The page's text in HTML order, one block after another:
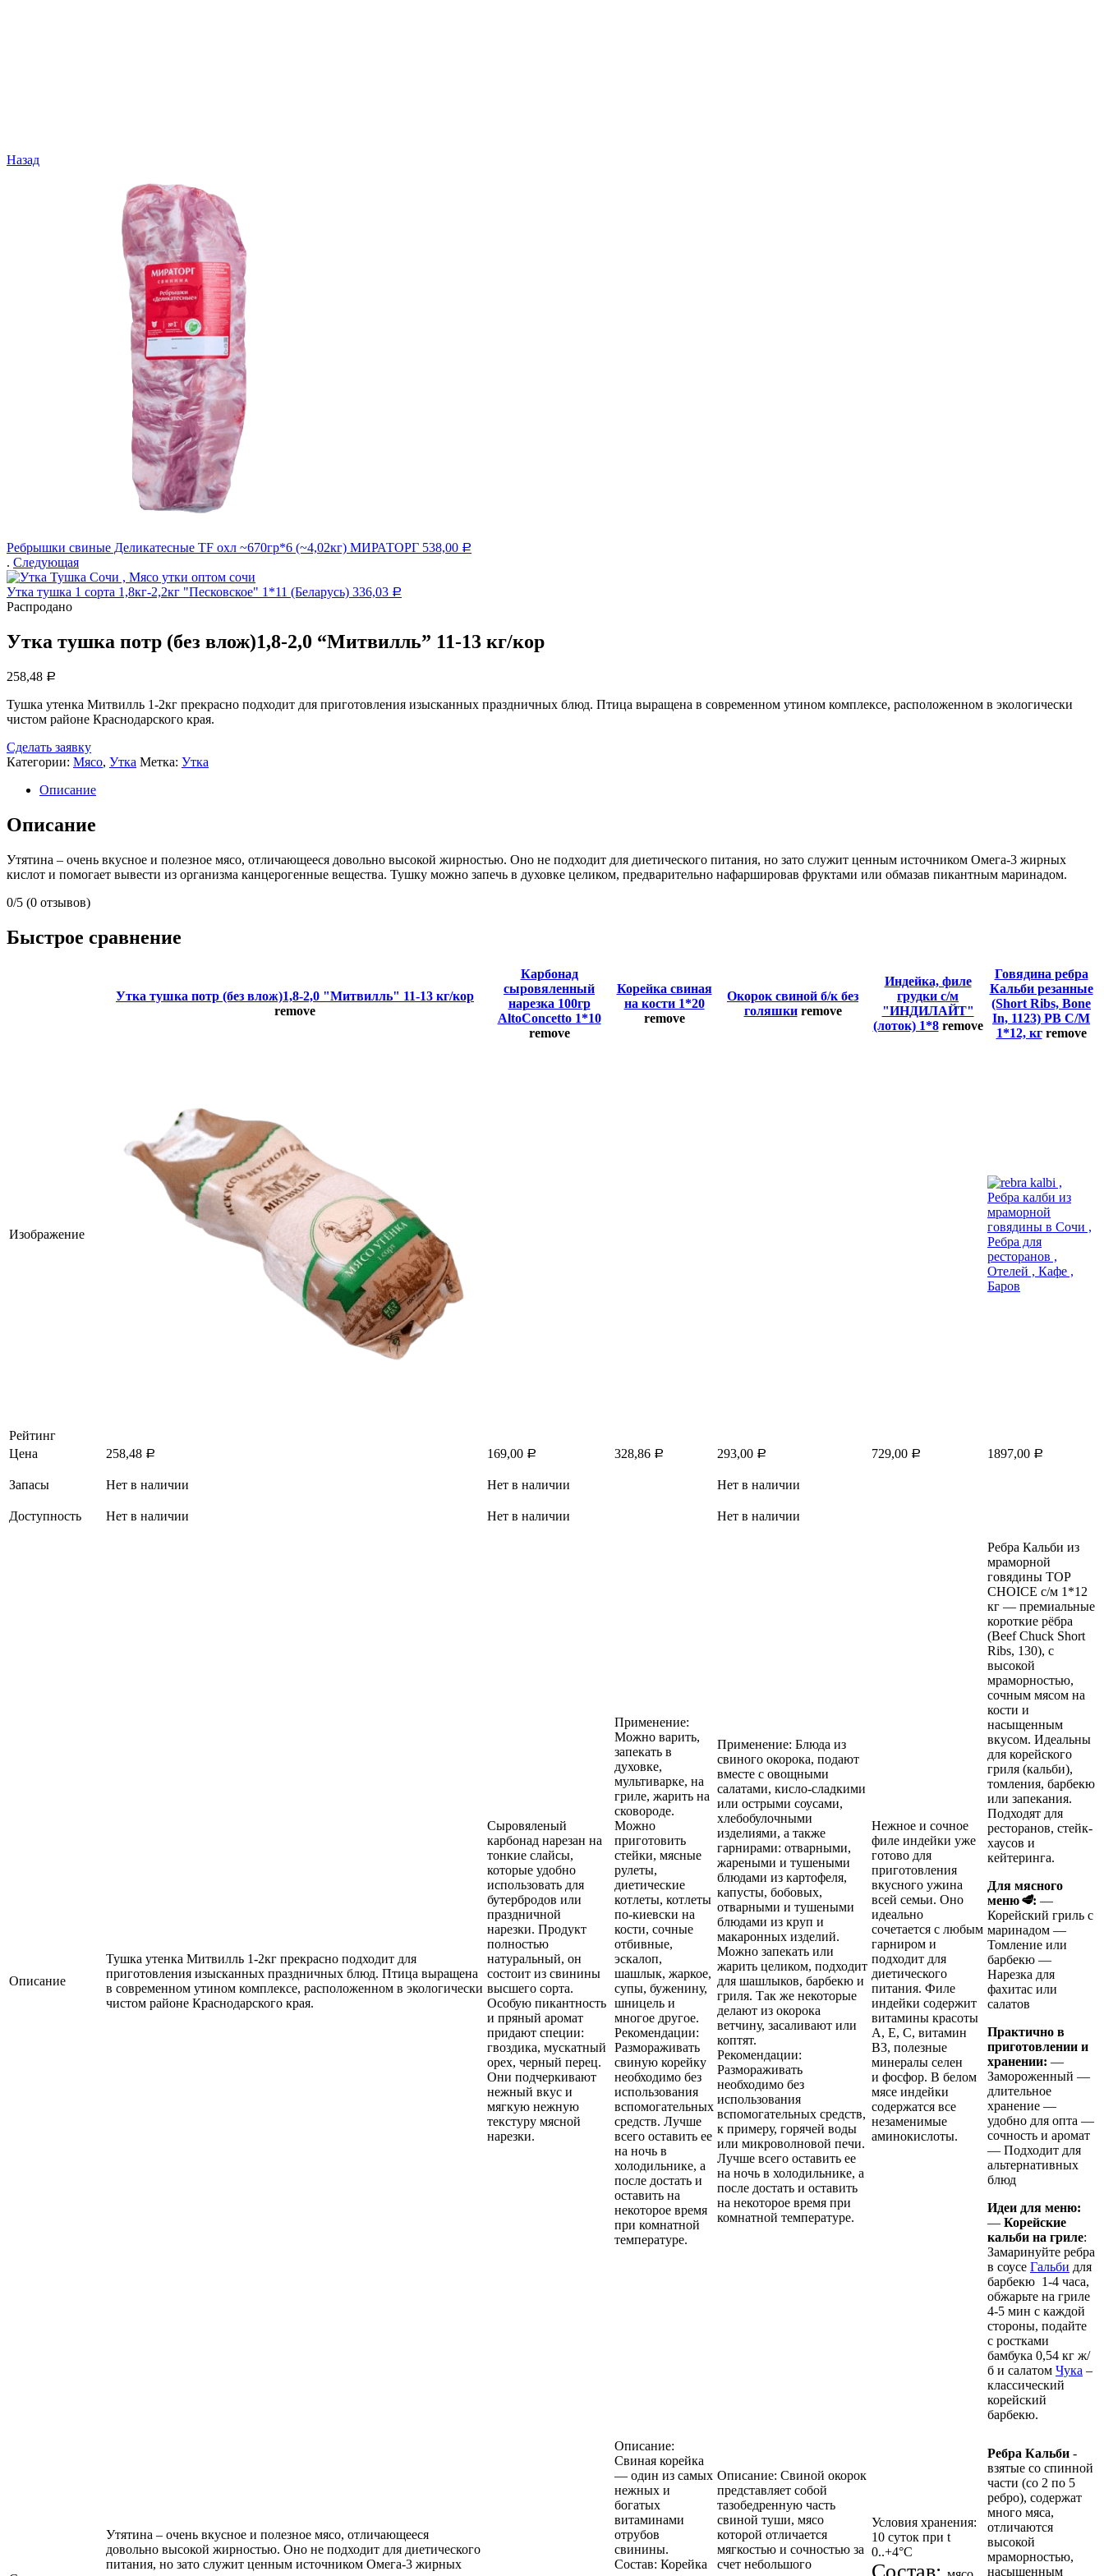
Назад
Ребрышки свиные Деликатесные TF охл ~670гр*6 (~4,02кг) МИРАТОРГ 538,00 Р
. Следующая
Утка тушка 1 сорта 1,8кг-2,2кг "Песковское" 1*11 (Беларусь) 336,03 Р
Распродано
Утка тушка потр (без влож)1,8-2,0 “Митвилль” 11-13 кг/кор
258,48 Р
Тушка утенка Митвилль 1-2кг прекрасно подходит для приготовления изысканных праздничных блюд. Птица выращена в современном утином комплексе, расположенном в экологически
чистом районе Краснодарского края.
Сделать заявку
Категории: Мясо, Утка Метка: Утка
Описание
Описание
Утятина – очень вкусное и полезное мясо, отличающееся довольно высокой жирностью. Оно не подходит для диетического питания, но зато служит ценным источником Омега-3 жирных
кислот и помогает вывести из организма канцерогенные вещества. Тушку можно запечь в духовке целиком, предварительно нафаршировав фруктами или обмазав пикантным маринадом.
0/5 (0 отзывов)
Быстрое сравнение
Утка тушка потр (без влож)1,8-2,0 "Митвилль" 11-13 кг/кор
remove
Карбонад
сыровяленный
нарезка 100гр
AltoConcetto 1*10
remove
Корейка свиная
на кости 1*20
remove
Окорок свиной б/к без
голяшки remove
Индейка, филе
грудки с/м
"ИНДИЛАЙТ"
(лоток) 1*8 remove
Говядина ребра
Кальби резанные
(Short Ribs, Bone
In, 1123) PB С/М
1*12, кг remove
Изображение
Рейтинг
Цена
258,48 Р 169,00 Р 328,86 Р 293,00 Р 729,00 Р 1897,00 Р
Запасы Нет в наличии Нет в наличии Нет в наличии
Доступность Нет в наличии Нет в наличии Нет в наличии
Описание
Тушка утенка Митвилль 1-2кг прекрасно подходит для
приготовления изысканных праздничных блюд. Птица выращена
в современном утином комплексе, расположенном в экологически
чистом районе Краснодарского края.
Сыровяленый
карбонад нарезан на
тонкие слайсы,
которые удобно
использовать для
бутербродов или
праздничной
нарезки. Продукт
полностью
натуральный, он
состоит из свинины
высшего сорта.
Особую пикантность
и пряный аромат
придают специи:
гвоздика, мускатный
орех, черный перец.
Они подчеркивают
нежный вкус и
мягкую нежную
текстуру мясной
нарезки.
Применение:
Можно варить,
запекать в
духовке,
мультиварке, на
гриле, жарить на
сковороде.
Можно
приготовить
стейки, мясные
рулеты,
диетические
котлеты, котлеты
по-киевски на
кости, сочные
отбивные,
эскалоп,
шашлык, жаркое,
супы, буженину,
шницель и
многое другое.
Рекомендации:
Размораживать
свиную корейку
необходимо без
использования
вспомогательных
средств. Лучше
всего оставить ее
на ночь в
холодильнике, а
после достать и
оставить на
некоторое время
при комнатной
температуре.
Применение: Блюда из
свиного окорока, подают
вместе с овощными
салатами, кисло-сладкими
или острыми соусами,
хлебобулочными
изделиями, а также
гарнирами: отварными,
жареными и тушеными
блюдами из картофеля,
капусты, бобовых,
отварными и тушеными
блюдами из круп и
макаронных изделий.
Можно запекать или
жарить целиком, подходит
для шашлыков, барбекю и
гриля. Так же некоторые
делают из окорока
ветчину, засаливают или
коптят.
Рекомендации:
Размораживать
необходимо без
использования
вспомогательных средств,
к примеру, горячей воды
или микроволновой печи.
Лучше всего оставить ее
на ночь в холодильнике, а
после достать и оставить
на некоторое время при
комнатной температуре.
Нежное и сочное
филе индейки уже
готово для
приготовления
вкусного ужина
всей семьи. Оно
идеально
сочетается с любым
гарниром и
подходит для
диетического
питания. Филе
индейки содержит
витамины красоты
А, Е, С, витамин
В3, полезные
минералы селен
и фосфор. В белом
мясе индейки
содержатся все
незаменимые
аминокислоты.
Ребра Кальби из
мраморной
говядины TOP
CHOICE с/м 1*12
кг — премиальные
короткие рёбра
(Beef Chuck Short
Ribs, 130), с
высокой
мраморностью,
сочным мясом на
кости и
насыщенным
вкусом. Идеальны
для корейского
гриля (кальби),
томления, барбекю
или запекания.
Подходят для
ресторанов, стейк-
хаусов и
кейтеринга.
Для мясного
меню🥩: —
Корейский гриль с
маринадом —
Томление или
барбекю —
Нарезка для
фахитас или
салатов
Практично в
приготовлении и
хранении: —
Замороженный —
длительное
хранение —
удобно для опта —
сочность и аромат
— Подходит для
альтернативных
блюд
Идеи для меню:
— Корейские
кальби на гриле:
Замаринуйте ребра
в соусе Гальби для
барбекю 1-4 часа,
обжарьте на гриле
4-5 мин с каждой
стороны, подайте
с ростками
бамбука 0,54 кг ж/
б и салатом Чука –
классический
корейский
барбекю.
Утятина – очень вкусное и полезное мясо, отличающееся
довольно высокой жирностью. Оно не подходит для диетического
питания, но зато служит ценным источником Омега-3 жирных
Описание:
Свиная корейка
— один из самых
нежных и
богатых
витаминами
отрубов
свинины.
Состав: Корейка
Описание: Свиной окорок
представляет собой
тазобедренную часть
свиной туши, мясо
которой отличается
мягкостью и сочностью за
счет небольшого
Условия хранения:
10 суток при t
0..+4°С
Ребра Кальби -
взятые со спинной
части (со 2 по 5
ребро), содержат
много мяса,
отличаются
высокой
мраморностью,
насыщенным